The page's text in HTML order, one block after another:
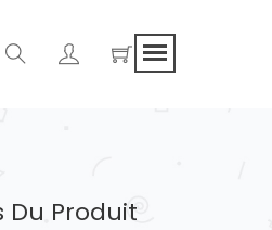
Du Produit